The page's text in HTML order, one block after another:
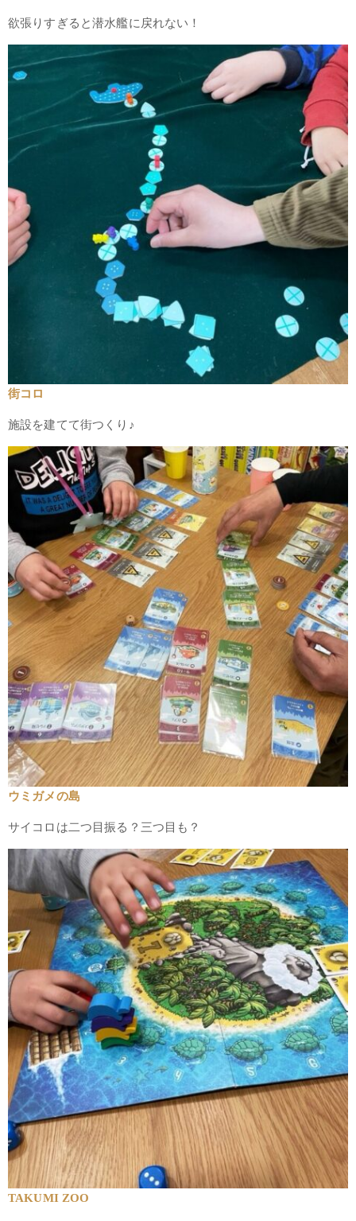
欲張りすぎると潜水艦に戻れない！
街コロ
施設を建てて街つくり♪
ウミガメの島
サイコロは二つ目振る？三つ目も？
TAKUMI ZOO